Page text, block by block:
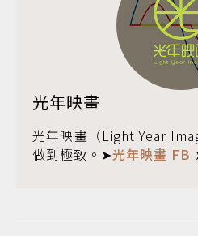
光年映畫
光年映畫（Light Year
做到極致。➤光年映畫 FB